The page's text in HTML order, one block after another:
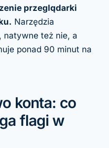
przeglądarki
Narzędzia
natywne też nie, a
ponad 90 minut na
konta: co
flagi w